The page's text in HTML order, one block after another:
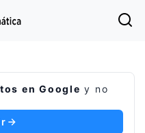
en Google y no